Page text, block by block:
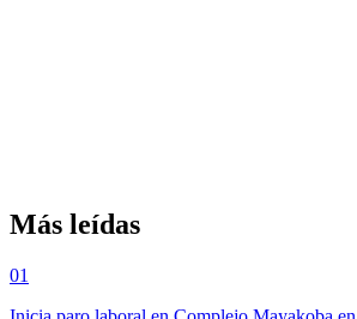
Más leídas
01